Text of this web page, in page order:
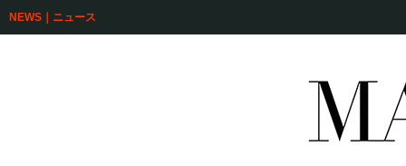
NEWS｜ニュース